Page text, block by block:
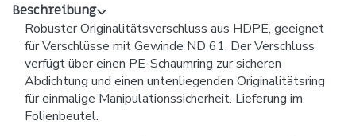
Beschreibung
Robuster Originalitätsverschluss aus HDPE, geeignet
für Verschlüsse mit Gewinde ND 61. Der Verschluss
verfügt über einen PE-Schaumring zur sicheren
Abdichtung und einen untenliegenden Originalitätsring
für einmalige Manipulationssicherheit. Lieferung im
Folienbeutel.